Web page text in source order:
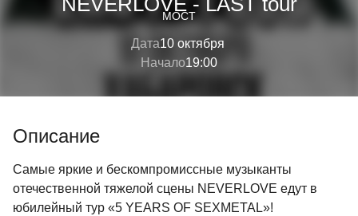
Дата10 октября
Начало19:00
МОСТ
Описание
Самые яркие и бескомпромиссные музыканты
отечественной тяжелой сцены NEVERLOVE едут в
юбилейный тур «5 YEARS OF SEXMETAL»!